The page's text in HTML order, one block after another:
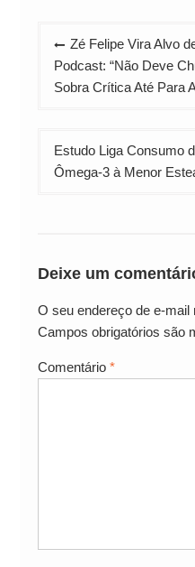
Navegação
de
Post
Zé Felipe Vira Alvo
Podcast: “Não Deve
Sobra Crítica Até Para
Estudo Liga Consumo
Ômega-3 à Menor
Deixe um
O seu endereço de e-mail
Campos obrigatórios são
Comentário *